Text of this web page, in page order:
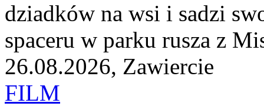
dziadków na wsi i sadzi
spaceru w parku rusza z
26.08.2026, Zawiercie
FILM